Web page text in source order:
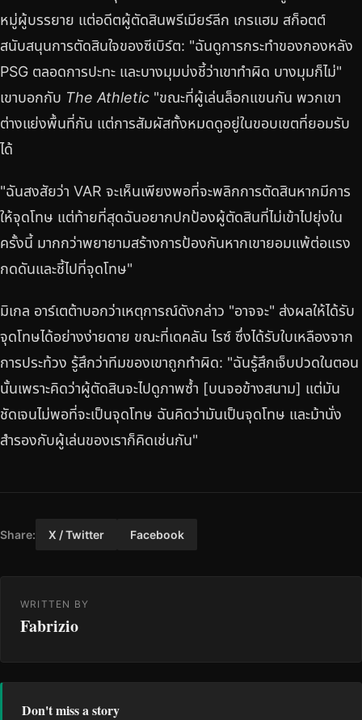
หมู่ผู้บรรยาย แต่อดีตผู้ตัดสินพรีเมียร์ลีก เกรแฮม สก็อตต์
สนับสนุนการตัดสินใจของซีเบิร์ต: "ฉันดูการกระทำของกองหลัง
PSG ตลอดการปะทะ และบางมุมบ่งชี้ว่าเขาทำผิด บางมุมก็ไม่"
เขาบอกกับ The Athletic "ขณะที่ผู้เล่นล็อกแขนกัน พวกเขา
ต่างแย่งพื้นที่กัน แต่การสัมผัสทั้งหมดดูอยู่ในขอบเขตที่ยอมรับ
ได้
"ฉันสงสัยว่า VAR จะเห็นเพียงพอที่จะพลิกการตัดสินหากมีการ
ให้จุดโทษ แต่ท้ายที่สุดฉันอยากปกป้องผู้ตัดสินที่ไม่เข้าไปยุ่งใน
ครั้งนี้ มากกว่าพยายามสร้างการป้องกันหากเขายอมแพ้ต่อแรง
กดดันและชี้ไปที่จุดโทษ"
มิเกล อาร์เตต้าบอกว่าเหตุการณ์ดังกล่าว "อาจจะ" ส่งผลให้ได้รับ
จุดโทษได้อย่างง่ายดาย ขณะที่เดคลัน ไรซ์ ซึ่งได้รับใบเหลืองจาก
การประท้วง รู้สึกว่าทีมของเขาถูกทำผิด: "ฉันรู้สึกเจ็บปวดในตอน
นั้นเพราะคิดว่าผู้ตัดสินจะไปดูภาพซ้ำ [บนจอข้างสนาม] แต่มัน
ชัดเจนไม่พอที่จะเป็นจุดโทษ ฉันคิดว่ามันเป็นจุดโทษ และม้านั่ง
สำรองกับผู้เล่นของเราก็คิดเช่นกัน"
Share: X / Twitter Facebook
WRITTEN BY
Fabrizio
Don't miss a story